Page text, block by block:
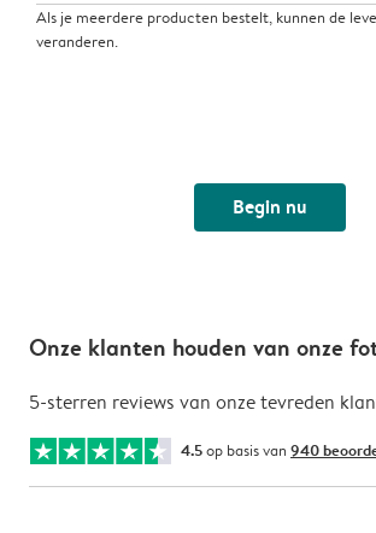
Als je meerdere producten bestelt, kunnen de
veranderen.
Begin nu
Onze klanten houden van onze
5-sterren reviews van onze tevreden
4.5op basis van 940